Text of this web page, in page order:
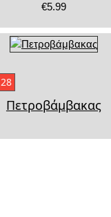
€5.99
28
Πετροβάμβακας